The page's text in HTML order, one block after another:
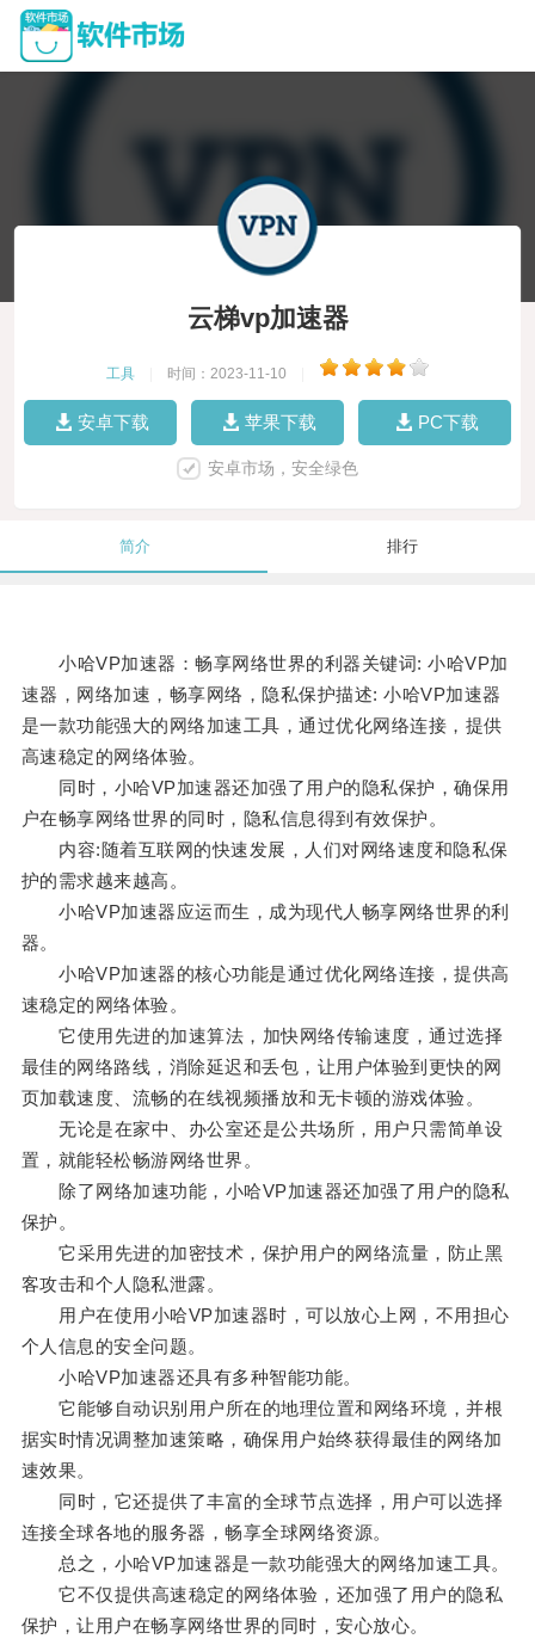
云梯vp加速器
工具 时间：2023-11-10
安卓下载 苹果下载 PC下载
安卓市场，安全绿色
简介 排行
小哈VP加速器：畅享网络世界的利器关键词: 小哈VP加
速器，网络加速，畅享网络，隐私保护描述: 小哈VP加速器
是一款功能强大的网络加速工具，通过优化网络连接，提供
高速稳定的网络体验。
同时，小哈VP加速器还加强了用户的隐私保护，确保用
户在畅享网络世界的同时，隐私信息得到有效保护。
内容:随着互联网的快速发展，人们对网络速度和隐私保
护的需求越来越高。
小哈VP加速器应运而生，成为现代人畅享网络世界的利
器。
小哈VP加速器的核心功能是通过优化网络连接，提供高
速稳定的网络体验。
它使用先进的加速算法，加快网络传输速度，通过选择
最佳的网络路线，消除延迟和丢包，让用户体验到更快的网
页加载速度、流畅的在线视频播放和无卡顿的游戏体验。
无论是在家中、办公室还是公共场所，用户只需简单设
置，就能轻松畅游网络世界。
除了网络加速功能，小哈VP加速器还加强了用户的隐私
保护。
它采用先进的加密技术，保护用户的网络流量，防止黑
客攻击和个人隐私泄露。
用户在使用小哈VP加速器时，可以放心上网，不用担心
个人信息的安全问题。
小哈VP加速器还具有多种智能功能。
它能够自动识别用户所在的地理位置和网络环境，并根
据实时情况调整加速策略，确保用户始终获得最佳的网络加
速效果。
同时，它还提供了丰富的全球节点选择，用户可以选择
连接全球各地的服务器，畅享全球网络资源。
总之，小哈VP加速器是一款功能强大的网络加速工具。
它不仅提供高速稳定的网络体验，还加强了用户的隐私
保护，让用户在畅享网络世界的同时，安心放心。